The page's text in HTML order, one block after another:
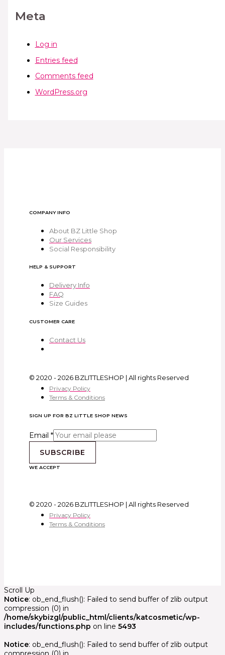
Meta
Log in
Entries feed
Comments feed
WordPress.org
COMPANY INFO
About BZ Little Shop
Our Services
Social Responsibility
HELP & SUPPORT
Delivery Info
FAQ
Size Guides
CUSTOMER CARE
Contact Us
© 2020 - 2026 BZLITTLESHOP | All rights Reserved
Privacy Policy
Terms & Conditions
SIGN UP FOR BZ LITTLE SHOP NEWS
Email *
SUBSCRIBE
WE ACCEPT
© 2020 - 2026 BZLITTLESHOP | All rights Reserved
Privacy Policy
Terms & Conditions
Scroll Up
Notice: ob_end_flush(): Failed to send buffer of zlib output
compression (0) in
/home/skybizgl/public_html/clients/katcosmetic/wp-
includes/functions.php on line 5493
Notice: ob_end_flush(): Failed to send buffer of zlib output